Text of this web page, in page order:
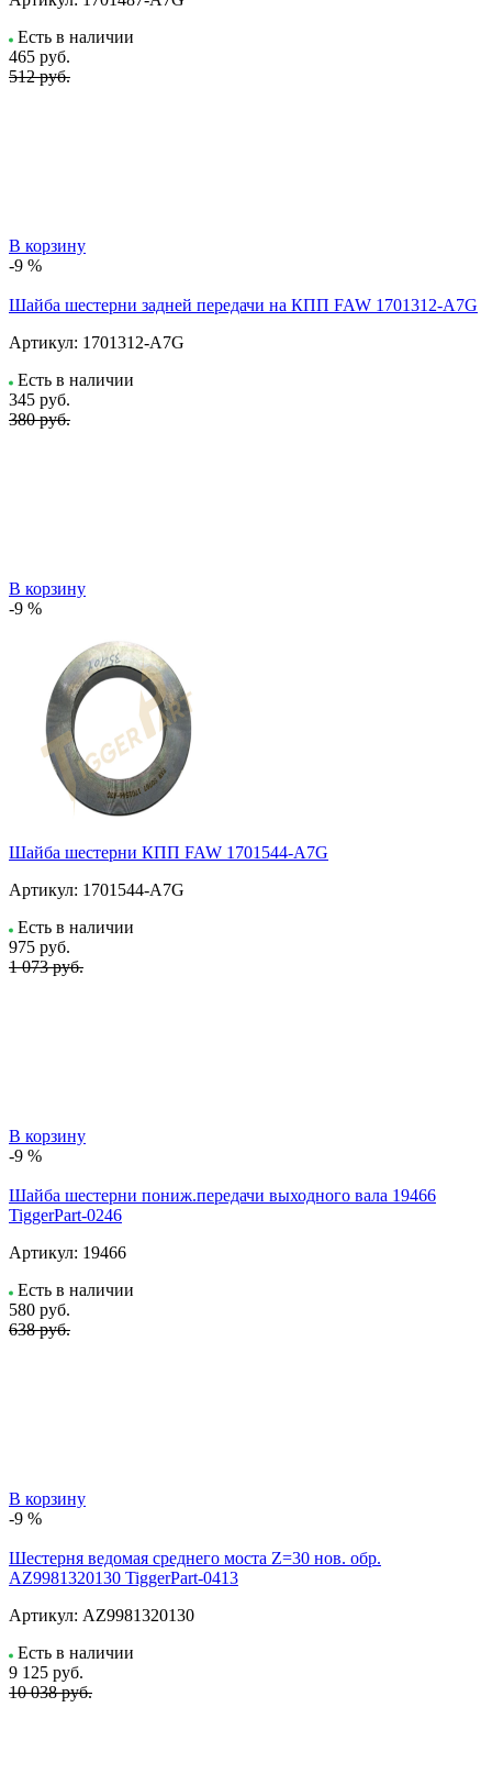
Есть в наличии
465 руб.
512 руб.
В корзину
-9 %
Шайба шестерни задней передачи на КПП FAW 1701312-A7G
Артикул: 1701312-A7G
Есть в наличии
345 руб.
380 руб.
В корзину
-9 %
Шайба шестерни КПП FAW 1701544-A7G
Артикул: 1701544-A7G
Есть в наличии
975 руб.
1 073 руб.
В корзину
-9 %
Шайба шестерни пониж.передачи выходного вала 19466
TiggerPart-0246
Артикул: 19466
Есть в наличии
580 руб.
638 руб.
В корзину
-9 %
Шестерня ведомая среднего моста Z=30 нов. обр.
AZ9981320130 TiggerPart-0413
Артикул: AZ9981320130
Есть в наличии
9 125 руб.
10 038 руб.